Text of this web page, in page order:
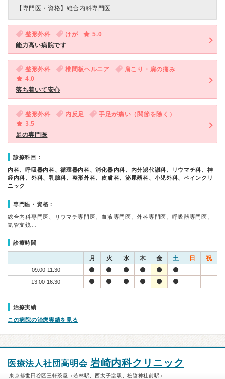
【専門医・資格】 総合内科専門医
整形外科 けが
5.0
能力高い病院です
整形外科 椎間板ヘルニア
肩こり・肩の痛み
4.0
落ち着いて安心
整形外科 内反足
手足が痛い（関節を除く）
3.5
足の専門医
診療科目：
内科、呼吸器内科、循環器内科、消化器内科、内分泌代謝科、リウマチ科、神
経内科、外科、乳腺科、整形外科、皮膚科、泌尿器科、小児外科、ペインクリ
ニック
専門医・資格：
総合内科専門医、リウマチ専門医、血液専門医、外科専門医、呼吸器専門医、
気管支鏡…
診療時間
月 火 水 木 金 土 日 祝
09:00-11:30
13:00-16:30
治療実績
この病院の治療実績を見る
医療法人社団高明会 岩崎内科クリニック
東京都世田谷区三軒茶屋（若林駅、西太子堂駅、松陰神社前駅）